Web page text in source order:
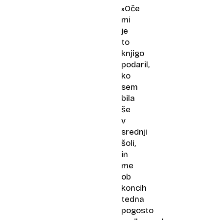
»Oče
mi
je
to
knjigo
podaril,
ko
sem
bila
še
v
srednji
šoli,
in
me
ob
koncih
tedna
pogosto